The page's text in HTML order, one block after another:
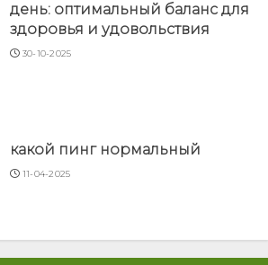
день: оптимальный баланс для
здоровья и удовольствия
30-10-2025
какой пинг нормальный
11-04-2025